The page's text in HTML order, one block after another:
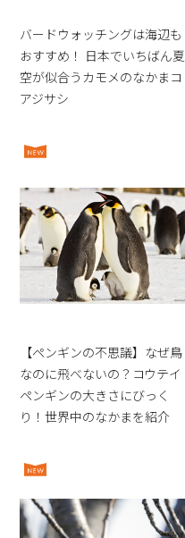
バードウォッチングは海辺も
おすすめ！ 日本でいちばん夏
空が似合うカモメのなかまコ
アジサシ
【ペンギンの不思議】なぜ鳥
なのに飛べないの？コウテイ
ペンギンの大きさにびっく
り！世界中のなかまを紹介